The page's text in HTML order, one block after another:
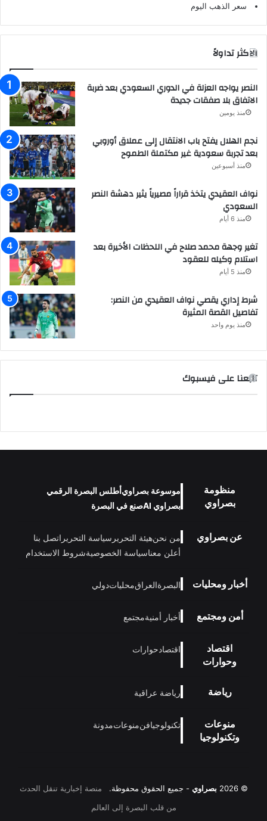
سعر الذهب اليوم
الاكثر تداولاً
النصر يواجه العزلة في الدوري السعودي بعد ضربة
الاتفاق بلا صفقات جديدة
منذ يومين
نجم الهلال يفتح باب الانتقال إلى عملاق أوروبي
بعد تجربة سعودية غير مكتملة الطموح
منذ أسبوعين
نواف العقيدي يتخذ قراراً مصيرياً يثير دهشة النصر
السعودي
منذ 6 أيام
تغير وجهة محمد صلاح في اللحظات الأخيرة بعد
استلام وكيله للعقود
منذ 5 أيام
شرط إداري يقصي نواف العقيدي من النصر:
تفاصيل القصة المثيرة
منذ يوم واحد
تابعنا على فيسبوك
منظومة
بصراوي
موسوعة بصراويأطلس البصرة الرقمي
بصراوي AI
صنع في البصرة
عن بصراوي من نحنهيئة التحرير سياسة التحرير اتصل بنا
أعلن معناسياسة الخصوصيةشروط الاستخدام
أخبار ومحليات البصرةالعراقمحلياتدولي
أمن ومجتمع أخبار أمنيةمجتمع
اقتصاد
وحوارات
اقتصادحوارات
رياضة رياضة عراقية
منوعات
وتكنولوجيا
تكنولوجيافنمنوعاتمدونة
© 2026 بصراوي - جميع الحقوق محفوظة.
منصة إخبارية تنقل الحدث
من قلب البصرة إلى العالم